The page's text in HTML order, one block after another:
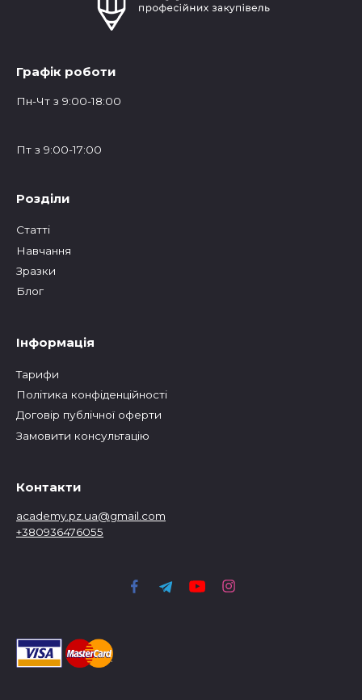
Графік роботи
Пн-Чт з 9:00-18:00
Пт з 9:00-17:00
Розділи
Статтi
Навчання
Зразки
Блог
Інформація
Тарифи
Політика конфіденційності
Договір публічної оферти
Замовити консультацію
Контакти
academy.pz.ua@gmail.com
+380936476055